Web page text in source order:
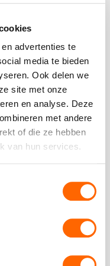
advertenties te
media te bieden
Ook delen we
site met onze
en analyse. Deze
met andere
of die ze hebben
van hun services.
Bekijk alle reviews
Bekijk
fietstocht
p.p. excl BTW